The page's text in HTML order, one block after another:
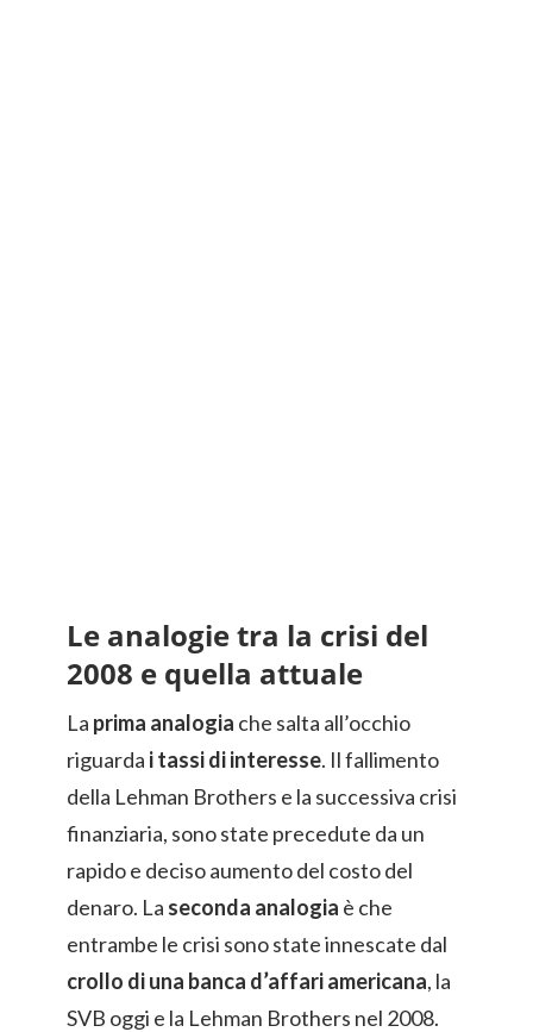
Le analogie tra la crisi del
2008 e quella attuale
La prima analogia che salta all’occhio
riguarda i tassi di interesse. Il fallimento
della Lehman Brothers e la successiva crisi
finanziaria, sono state precedute da un
rapido e deciso aumento del costo del
denaro. La seconda analogia è che
entrambe le crisi sono state innescate dal
crollo di una banca d’affari americana, la
SVB oggi e la Lehman Brothers nel 2008.